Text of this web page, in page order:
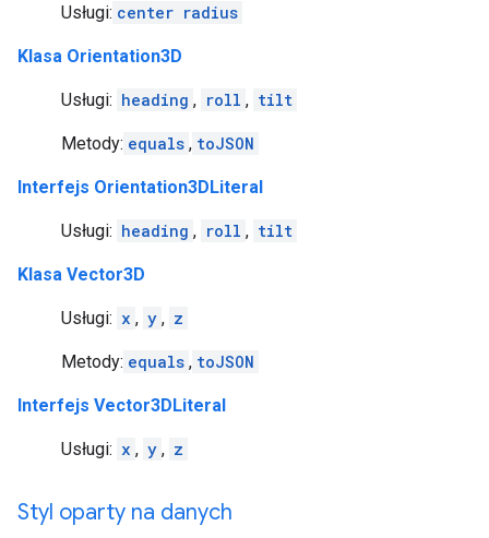
Usługi: center radius
Klasa Orientation3D
Usługi: heading , roll , tilt
Metody: equals , toJSON
Interfejs Orientation3DLiteral
Usługi: heading , roll , tilt
Klasa Vector3D
Usługi: x , y , z
Metody: equals , toJSON
Interfejs Vector3DLiteral
Usługi: x , y , z
Styl oparty na danych